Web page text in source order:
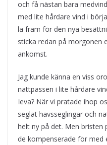
och få nästan bara
med lite hårdare vind i
la fram för den nya
sticka redan på morgonen
ankomst.
Jag kunde känna en viss
nattpassen i lite hårdare
Ieva? När vi pratade ihop
seglat havsseglingar och
helt ny på det. Men bristen
de kompenserade för